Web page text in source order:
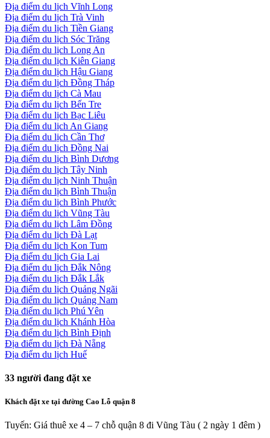
Địa điểm du lịch Vĩnh Long
Địa điểm du lịch Trà Vinh
Địa điểm du lịch Tiền Giang
Địa điểm du lịch Sóc Trăng
Địa điểm du lịch Long An
Địa điểm du lịch Kiên Giang
Địa điểm du lịch Hậu Giang
Địa điểm du lịch Đồng Tháp
Địa điểm du lịch Cà Mau
Địa điểm du lịch Bến Tre
Địa điểm du lịch Bạc Liêu
Địa điểm du lịch An Giang
Địa điểm du lịch Cần Thơ
Địa điểm du lịch Đồng Nai
Địa điểm du lịch Bình Dương
Địa điểm du lịch Tây Ninh
Địa điểm du lịch Ninh Thuận
Địa điểm du lịch Bình Thuận
Địa điểm du lịch Bình Phước
Địa điểm du lịch Vũng Tàu
Địa điểm du lịch Lâm Đồng
Địa điểm du lịch Đà Lạt
Địa điểm du lịch Kon Tum
Địa điểm du lịch Gia Lai
Địa điểm du lịch Đắk Nông
Địa điểm du lịch Đắk Lắk
Địa điểm du lịch Quảng Ngãi
Địa điểm du lịch Quảng Nam
Địa điểm du lịch Phú Yên
Địa điểm du lịch Khánh Hòa
Địa điểm du lịch Bình Định
Địa điểm du lịch Đà Nẵng
Địa điểm du lịch Huế
33 người đang đặt xe
Khách đặt xe tại đường Cao Lỗ quận 8
Tuyến: Giá thuê xe 4 – 7 chỗ quận 8 đi Vũng Tàu ( 2 ngày 1 đêm )